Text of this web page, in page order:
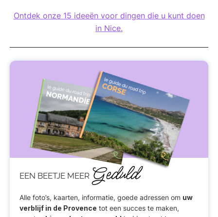
Ontdek onze 15 ideeën voor dingen die u kunt doen
in Nice.
EEN BEETJE MEER Geduld
Alle foto’s, kaarten, informatie, goede adressen om uw
verblijf in de Provence tot een succes te maken,